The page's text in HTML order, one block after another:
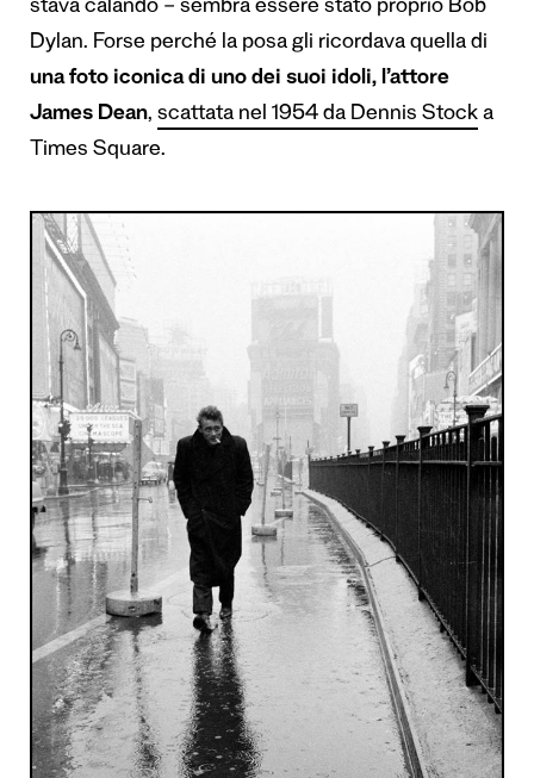
stava calando – sembra essere stato proprio Bob
Dylan. Forse perché la posa gli ricordava quella di
una foto iconica di uno dei suoi idoli, l’attore
James Dean, scattata nel 1954 da Dennis Stock a
Times Square.